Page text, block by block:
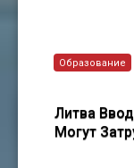
Литва
Могут
Образование